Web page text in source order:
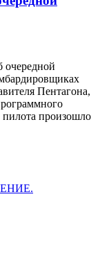
Пентагона,
пилота произошло